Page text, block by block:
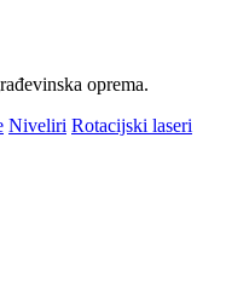
oprema.
Niveliri Rotacijski laseri